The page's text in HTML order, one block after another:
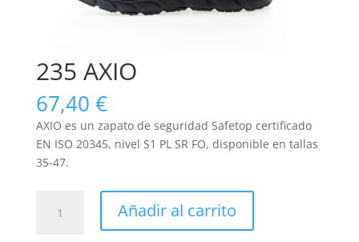
235 AXIO
67,40 €
AXIO es un zapato de seguridad Safetop certificado
EN ISO 20345, nivel S1 PL SR FO, disponible en tallas
35-47.
AXIO
Añadir al carrito